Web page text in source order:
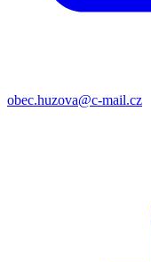
obec.huzova@c-mail.cz